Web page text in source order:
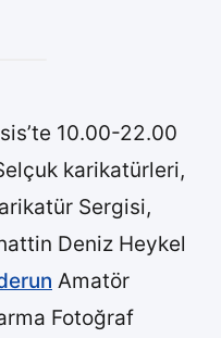
10.00-22.00
karikatürleri,
Sergisi,
Deniz Heykel
Amatör
Fotoğraf